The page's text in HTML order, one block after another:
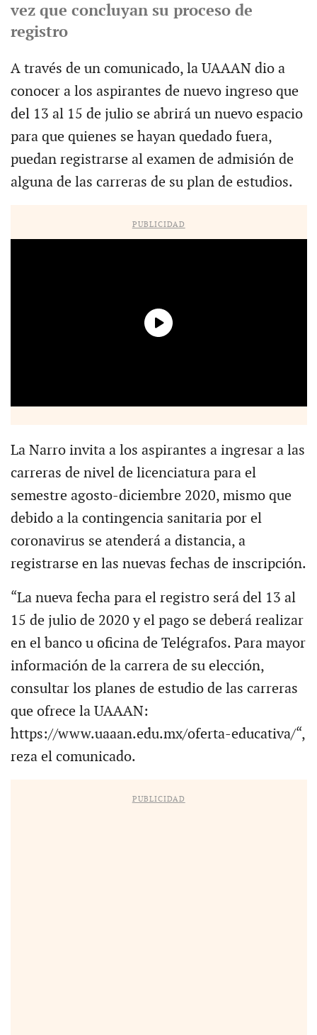
vez que concluyan su proceso de
registro
A través de un comunicado, la UAAAN dio a
conocer a los aspirantes de nuevo ingreso que
del 13 al 15 de julio se abrirá un nuevo espacio
para que quienes se hayan quedado fuera,
puedan registrarse al examen de admisión de
alguna de las carreras de su plan de estudios.
PUBLICIDAD
La Narro invita a los aspirantes a ingresar a las
carreras de nivel de licenciatura para el
semestre agosto-diciembre 2020, mismo que
debido a la contingencia sanitaria por el
coronavirus se atenderá a distancia, a
registrarse en las nuevas fechas de inscripción.
“La nueva fecha para el registro será del 13 al
15 de julio de 2020 y el pago se deberá realizar
en el banco u oficina de Telégrafos. Para mayor
información de la carrera de su elección,
consultar los planes de estudio de las carreras
que ofrece la UAAAN:
https://www.uaaan.edu.mx/oferta-educativa/“,
reza el comunicado.
PUBLICIDAD